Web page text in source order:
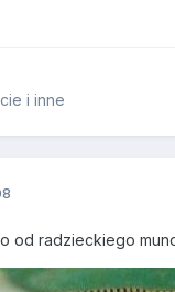
i inne
od radzieckiego